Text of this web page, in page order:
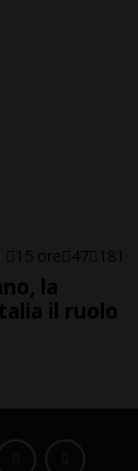
15 ore 47 181
la
il ruolo